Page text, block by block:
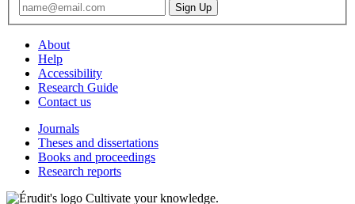
About
Help
Accessibility
Research Guide
Contact us
Journals
Theses and dissertations
Books and proceedings
Research reports
Cultivate your knowledge.